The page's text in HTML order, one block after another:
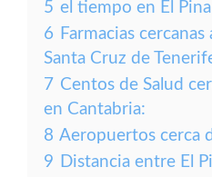
5 el tiempo en El
6 Farmacias
Santa Cruz de
7 Centos de Salud
en Cantabria:
8 Aeropuertos cerca
9 Distancia entre El